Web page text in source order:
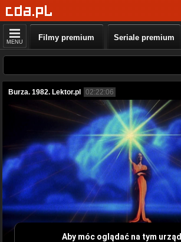
MENU Filmy premium Seriale premium
Burza. 1982. Lektor.pl 02:22:06
Aby móc oglądać na tym